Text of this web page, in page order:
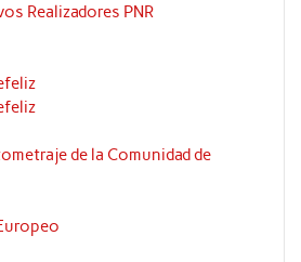
Realizadores PNR
de la Comunidad de